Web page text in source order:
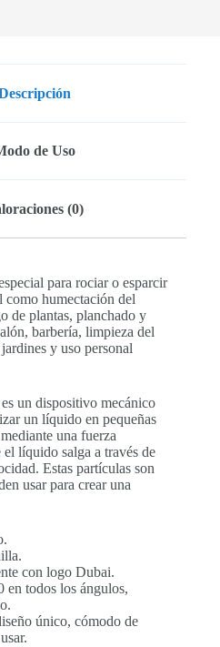
de Uso
(0)
para rociar o esparcir
como humectación del
de plantas, planchado y
barbería, limpieza del
y uso personal
un dispositivo mecánico
un líquido en pequeñas
una fuerza
líquido salga a través de
Estas partículas son
usar para crear una
con logo Dubai.
en todos los ángulos,
único, cómodo de